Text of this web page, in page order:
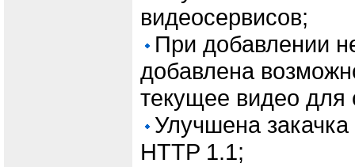
видеосервисов;
При добавлении
добавлена
текущее видео для
Улучшена
HTTP 1.1;